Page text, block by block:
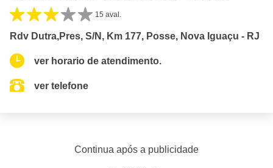
15 aval.
Rdv Dutra,Pres, S/N, Km 177, Posse, Nova Iguaçu - RJ
ver horario de atendimento.
ver telefone
Continua após a publicidade